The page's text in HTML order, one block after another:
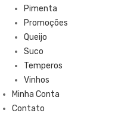
Pimenta
Promoções
Queijo
Suco
Temperos
Vinhos
Minha Conta
Contato